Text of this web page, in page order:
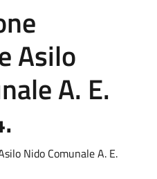
Asilo
A. E.
Nido Comunale A. E.